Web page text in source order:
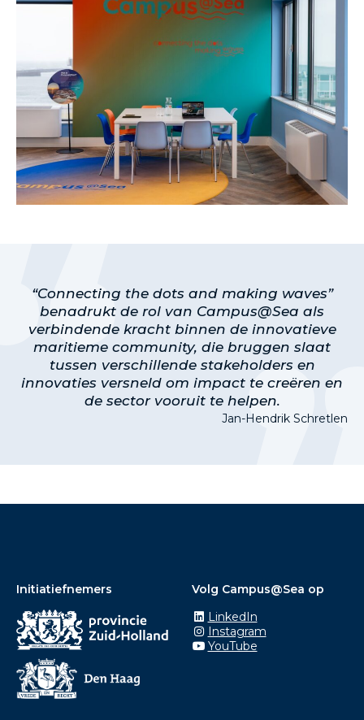
“Connecting the dots and making waves”
benadrukt de rol van Campus@Sea als
verbindende kracht binnen de innovatieve
maritieme community, die bruggen slaat
tussen verschillende stakeholders en
innovaties versneld om impact te creëren en
de sector vooruit te helpen.
Jan-Hendrik Schretlen
Initiatiefnemers
Volg Campus@Sea op
LinkedIn
Instagram
YouTube